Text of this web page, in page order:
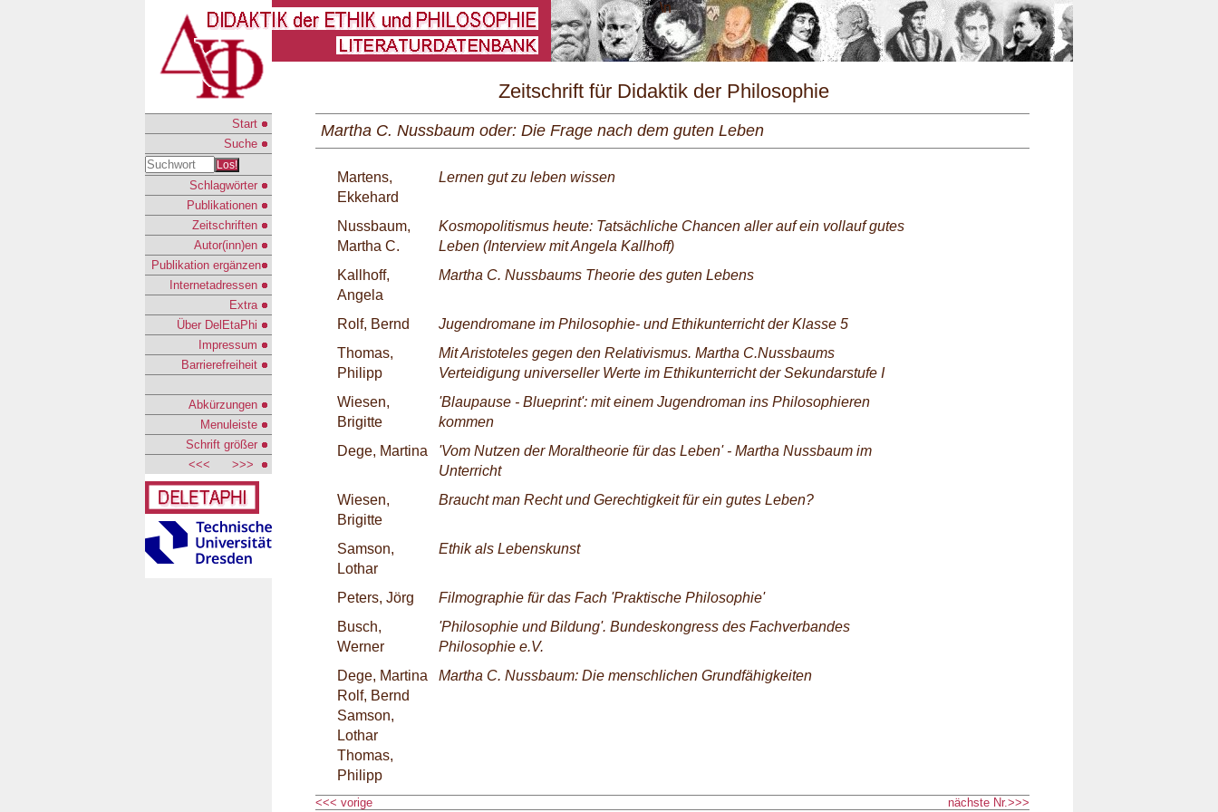
\n
Start
Suche
Los!
Schlagwörter
Publikationen
Zeitschriften
Autor(inn)en
Publikation ergänzen
Internetadressen
Extra
Über DelEtaPhi
Impressum
Barrierefreiheit
Abkürzungen
Menuleiste
Schrift größer
<<<
>>>
Zeitschrift für Didaktik der Philosophie
und Ethik Nr. 1/2001
Martha C. Nussbaum oder: Die Frage nach dem guten Leben
Martens,
Ekkehard
Lernen gut zu leben wissen
Nussbaum,
Martha C.
Kosmopolitismus heute: Tatsächliche Chancen aller auf ein vollauf gutes
Leben (Interview mit Angela Kallhoff)
Kallhoff,
Angela
Martha C. Nussbaums Theorie des guten Lebens
Rolf, Bernd
Jugendromane im Philosophie- und Ethikunterricht der Klasse 5
Thomas,
Philipp
Mit Aristoteles gegen den Relativismus. Martha C.Nussbaums
Verteidigung universeller Werte im Ethikunterricht der Sekundarstufe I
Wiesen,
Brigitte
'Blaupause - Blueprint': mit einem Jugendroman ins Philosophieren
kommen
Dege, Martina
'Vom Nutzen der Moraltheorie für das Leben' - Martha Nussbaum im
Unterricht
Wiesen,
Brigitte
Braucht man Recht und Gerechtigkeit für ein gutes Leben?
Samson,
Lothar
Ethik als Lebenskunst
Peters, Jörg
Filmographie für das Fach 'Praktische Philosophie'
Busch,
Werner
'Philosophie und Bildung'. Bundeskongress des Fachverbandes
Philosophie e.V.
Dege, Martina
Rolf, Bernd
Samson,
Lothar
Thomas,
Philipp
Martha C. Nussbaum: Die menschlichen Grundfähigkeiten
<<< vorige nächste Nr.>>>